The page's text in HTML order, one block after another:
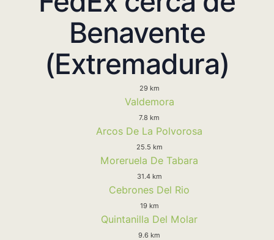
Benavente
(Extremadura)
29 km
Valdemora
7.8 km
Arcos De La Polvorosa
25.5 km
Moreruela De Tabara
31.4 km
Cebrones Del Rio
19 km
Quintanilla Del Molar
9.6 km